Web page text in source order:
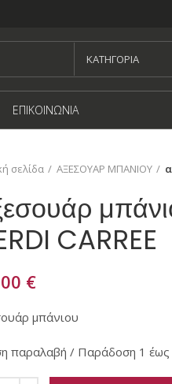
KΑΤΗΓΟΡΙΑ
ΕΠΙΚΟΙΝΩΝΙΑ
σελίδα ΑΞΕΣΟΥΑΡ ΜΠΑΝΙΟΥ
CARREE
€
μπάνιου
παραλαβή / Παράδοση 1 έως